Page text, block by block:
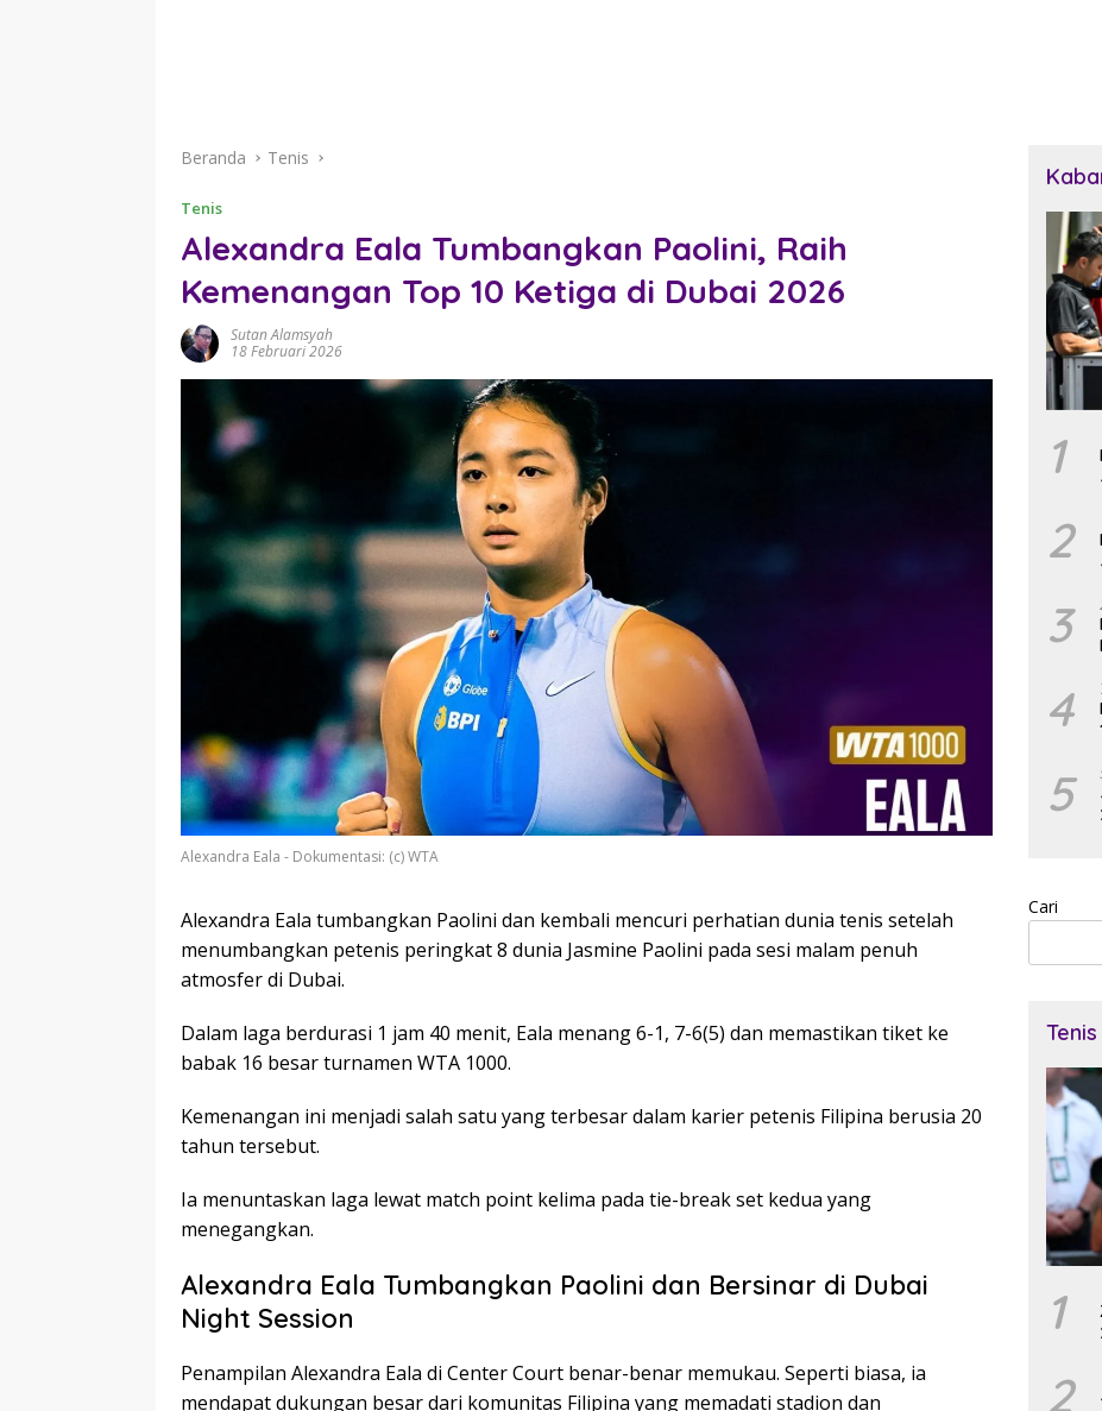
Beranda Tenis
Tenis
Alexandra Eala Tumbangkan Paolini, Raih
Kemenangan Top 10 Ketiga di Dubai 2026
Sutan Alamsyah
18 Februari 2026
Alexandra Eala - Dokumentasi: (c) WTA
Alexandra Eala tumbangkan Paolini dan kembali mencuri perhatian dunia tenis setelah
menumbangkan petenis peringkat 8 dunia Jasmine Paolini pada sesi malam penuh
atmosfer di Dubai.
Dalam laga berdurasi 1 jam 40 menit, Eala menang 6-1, 7-6(5) dan memastikan tiket ke
babak 16 besar turnamen WTA 1000.
Kemenangan ini menjadi salah satu yang terbesar dalam karier petenis Filipina berusia 20
tahun tersebut.
Ia menuntaskan laga lewat match point kelima pada tie-break set kedua yang
menegangkan.
Alexandra Eala Tumbangkan Paolini dan Bersinar di Dubai
Night Session
Penampilan Alexandra Eala di Center Court benar-benar memukau. Seperti biasa, ia
mendapat dukungan besar dari komunitas Filipina yang memadati stadion dan
1
2
3
4
5
Cari
1
2